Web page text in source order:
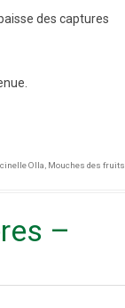
des captures
Olla, Mouches des fruits
–